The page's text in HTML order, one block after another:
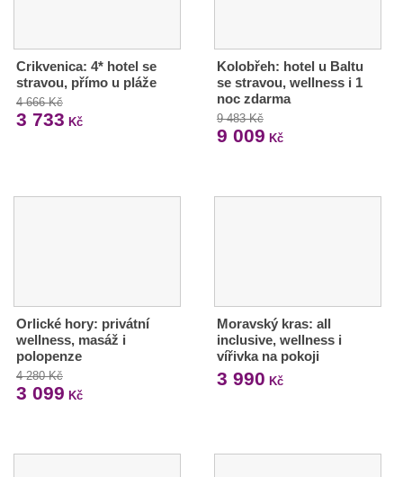
Crikvenica: 4* hotel se
stravou, přímo u pláže
4 666 Kč
3 733 Kč
Kolobřeh: hotel u Baltu
se stravou, wellness i 1
noc zdarma
9 483 Kč
9 009 Kč
Orlické hory: privátní
wellness, masáž i
polopenze
4 280 Kč
3 099 Kč
Moravský kras: all
inclusive, wellness i
vířivka na pokoji
3 990 Kč